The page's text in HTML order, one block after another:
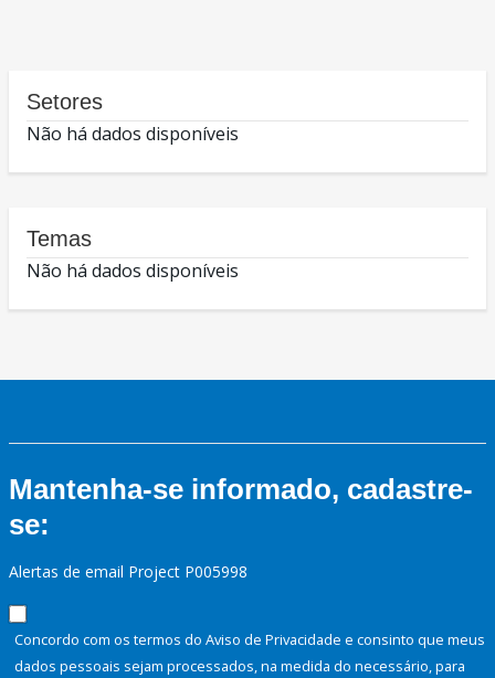
Setores
Não há dados disponíveis
Temas
Não há dados disponíveis
Mantenha-se informado, cadastre-
se:
Alertas de email Project P005998
Concordo com os termos do Aviso de Privacidade e consinto que meus
dados pessoais sejam processados, na medida do necessário, para